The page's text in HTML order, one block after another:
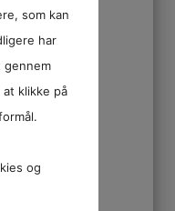
findes på
som kan
har
gennem
klikke på
og